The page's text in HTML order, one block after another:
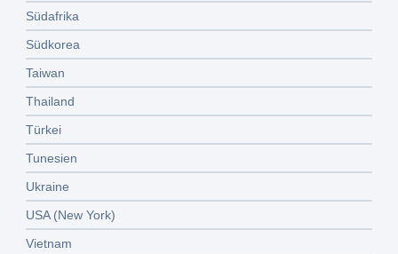
Südafrika
Südkorea
Taiwan
Thailand
Türkei
Tunesien
Ukraine
USA (New York)
Vietnam